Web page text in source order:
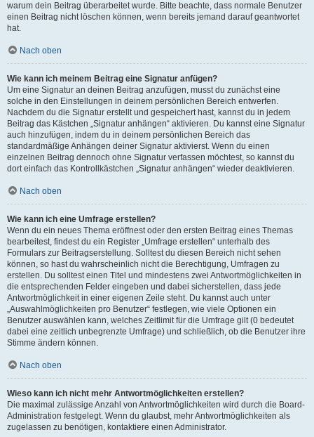
warum dein Beitrag überarbeitet wurde. Bitte beachte, dass normale Benutzer
einen Beitrag nicht löschen können, wenn bereits jemand darauf geantwortet
hat.
Nach oben
Wie kann ich meinem Beitrag eine Signatur anfügen?
Um eine Signatur an deinen Beitrag anzufügen, musst du zunächst eine
solche in den Einstellungen in deinem persönlichen Bereich entwerfen.
Nachdem du die Signatur erstellt und gespeichert hast, kannst du in jedem
Beitrag das Kästchen „Signatur anhängen“ aktivieren. Du kannst eine Signatur
auch hinzufügen, indem du in deinem persönlichen Bereich das
standardmäßige Anhängen deiner Signatur aktivierst. Wenn du einen
einzelnen Beitrag dennoch ohne Signatur verfassen möchtest, so kannst du
dort einfach das Kontrollkästchen „Signatur anhängen“ wieder deaktivieren.
Nach oben
Wie kann ich eine Umfrage erstellen?
Wenn du ein neues Thema eröffnest oder den ersten Beitrag eines Themas
bearbeitest, findest du ein Register „Umfrage erstellen“ unterhalb des
Formulars zur Beitragserstellung. Solltest du diesen Bereich nicht sehen
können, so hast du wahrscheinlich nicht die Berechtigung, Umfragen zu
erstellen. Du solltest einen Titel und mindestens zwei Antwortmöglichkeiten in
die entsprechenden Felder eingeben und dabei sicherstellen, dass jede
Antwortmöglichkeit in einer eigenen Zeile steht. Du kannst auch unter
„Auswahlmöglichkeiten pro Benutzer“ festlegen, wie viele Optionen ein
Benutzer auswählen kann, welches Zeitlimit für die Umfrage gilt (0 bedeutet
dabei eine zeitlich unbegrenzte Umfrage) und schließlich, ob die Benutzer ihre
Stimme ändern können.
Nach oben
Wieso kann ich nicht mehr Antwortmöglichkeiten erstellen?
Die maximal zulässige Anzahl von Antwortmöglichkeiten wird durch die Board-
Administration festgelegt. Wenn du glaubst, mehr Antwortmöglichkeiten als
zugelassen zu benötigen, kontaktiere einen Administrator.